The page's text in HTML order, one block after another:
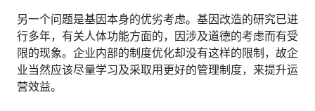
另一个问题是基因本身的优劣考虑。基因改造的研究已进
行多年，有关人体功能方面的，因涉及道德的考虑而有受
限的现象。企业内部的制度优化却没有这样的限制，故企
业当然应该尽量学习及采取用更好的管理制度，来提升运
营效益。